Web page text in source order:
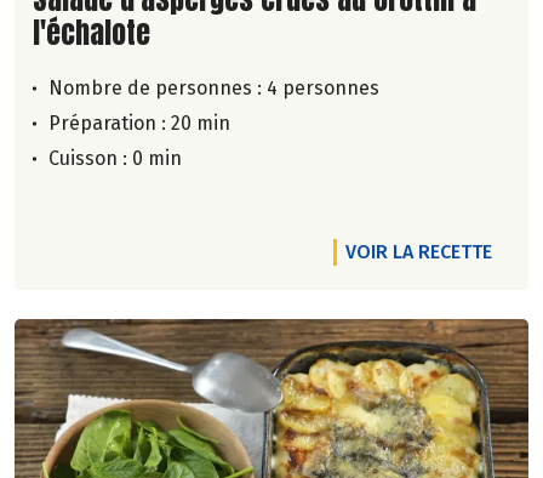
l'échalote
Nombre de personnes : 4 personnes
Préparation : 20 min
Cuisson : 0 min
VOIR LA RECETTE